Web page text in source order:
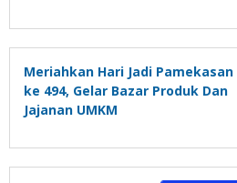
Meriahkan Hari Jadi Pamekasan
ke 494, Gelar Bazar Produk Dan
Jajanan UMKM